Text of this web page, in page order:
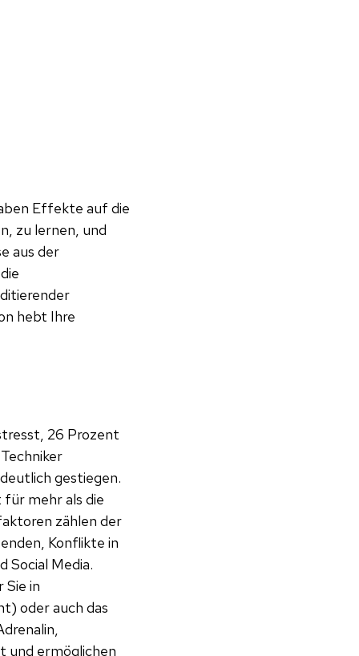
Effekte auf die
zu lernen, und
aus der
hebt Ihre
26 Prozent
gestiegen.
für mehr als die
zählen der
Konflikte in
Social Media.
Sie in
oder auch das
und ermöglichen